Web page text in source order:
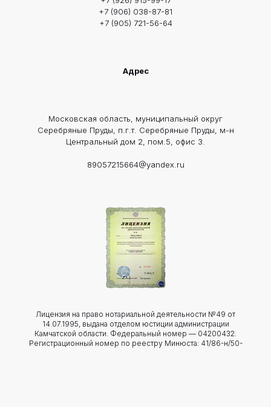
+7 (906) 038-87-81
+7 (905) 721-56-64
Адрес
Московская область, муниципальный округ
Серебряные Пруды, п.г.т. Серебряные Пруды, м-н
Центральный дом 2, пом.5, офис 3.
89057215664@yandex.ru
Лицензия на право нотариальной деятельности №49 от
14.07.1995, выдана отделом юстиции администрации
Камчатской области. Федеральный номер — 04200432.
Регистрационный номер по реестру Минюста: 41/86-н/50-